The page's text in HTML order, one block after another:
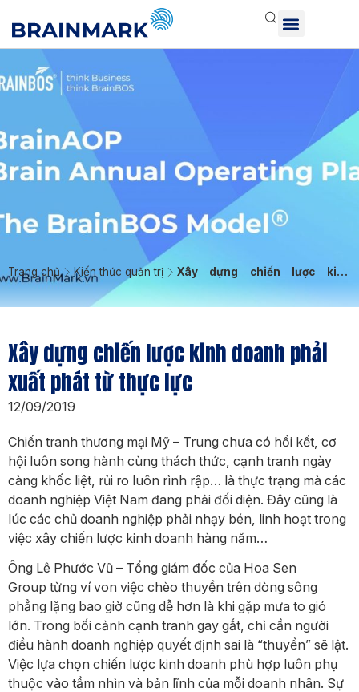
Trang chủ Kiến thức quản trị
Xây dựng chiến lược kinh
doanh phải xuất phát từ thực
lực
Xây dựng chiến lược kinh doanh phải
xuất phát từ thực lực
12/09/2019
Chiến tranh thương mại Mỹ – Trung chưa có hồi kết, cơ
hội luôn song hành cùng thách thức, cạnh tranh ngày
càng khốc liệt, rủi ro luôn rình rập… là thực trạng mà các
doanh nghiệp Việt Nam đang phải đối diện. Đây cũng là
lúc các chủ doanh nghiệp phải nhạy bén, linh hoạt trong
việc xây chiến lược kinh doanh hàng năm…
Ông Lê Phước Vũ – Tổng giám đốc của Hoa Sen
Group từng ví von việc chèo thuyền trên dòng sông
phẳng lặng bao giờ cũng dễ hơn là khi gặp mưa to gió
lớn. Trong bối cảnh cạnh tranh gay gắt, chỉ cần người
điều hành doanh nghiệp quyết định sai là “thuyền” sẽ lật.
Việc lựa chọn chiến lược kinh doanh phù hợp luôn phụ
thuộc vào tầm nhìn và bản lĩnh của mỗi doanh nhân. Sự